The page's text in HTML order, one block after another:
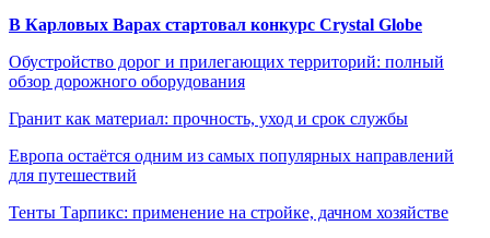
В Карловых Варах стартовал конкурс Crystal Globe
Обустройство дорог и прилегающих территорий: полный
обзор дорожного оборудования
Гранит как материал: прочность, уход и срок службы
Европа остаётся одним из самых популярных направлений
для путешествий
Тенты Тарпикс: применение на стройке, дачном хозяйстве